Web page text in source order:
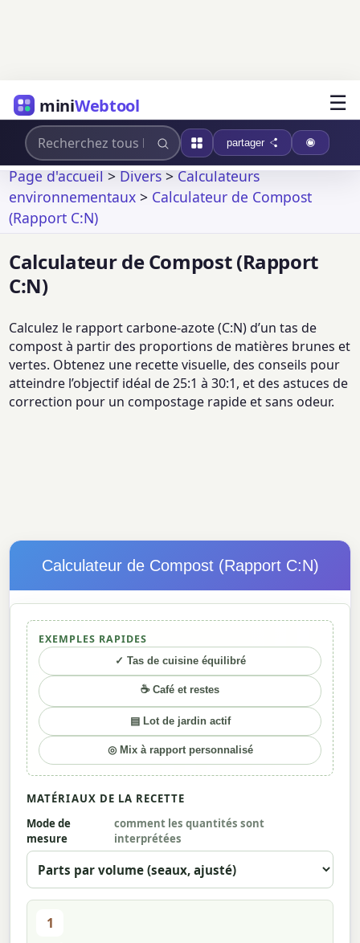
miniWebtool ☰
partager
Page d'accueil>Divers>Calculateurs
environnementaux > Calculateur de Compost
(Rapport C:N)
Calculateur de Compost (Rapport
C:N)
Calculez le rapport carbone-azote (C:N) d’un tas de
compost à partir des proportions de matières brunes et
vertes. Obtenez une recette visuelle, des conseils pour
atteindre l’objectif idéal de 25:1 à 30:1, et des astuces de
correction pour un compostage rapide et sans odeur.
Calculateur de Compost (Rapport C:N)
EXEMPLES RAPIDES
✓ Tas de cuisine équilibré
☕ Café et restes
▤ Lot de jardin actif
◎ Mix à rapport personnalisé
MATÉRIAUX DE LA RECETTE
Mode de
mesure
comment les quantités sont
interprétées
1